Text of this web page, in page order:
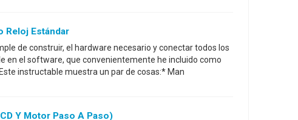
Reloj Estándar
de construir, el hardware necesario y conectar todos los
en el software, que convenientemente he incluido como
instructable muestra un par de cosas:* Man
Y Motor Paso A Paso)